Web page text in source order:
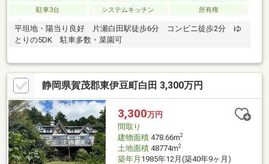
駐車3台
システムキッチン 所有権
平坦地・陽当り良好 片瀬白田駅徒歩6分 コンビニ徒歩2分 ゆ
とりの5DK 駐車多数・菜園可
静岡県賀茂郡東伊豆町白田 3,300万円
3,300万円
間取り
建物面積478.66m2
土地面積48774m2
築年月 1985年12月(築40年9ヶ月)